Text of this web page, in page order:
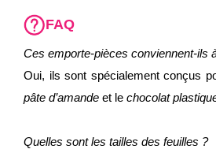
FAQ
Ces emporte-pièces conviennent-ils
Oui, ils sont spécialement conçus
pâte d’amande et le chocolat
Quelles sont les tailles des feuilles ?